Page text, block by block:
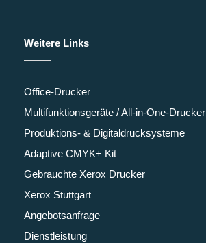
Weitere Links
Office-Drucker
Multifunktionsgeräte / All-in-One-Drucker
Produktions- & Digitaldrucksysteme
Adaptive CMYK+ Kit
Gebrauchte Xerox Drucker
Xerox Stuttgart
Angebotsanfrage
Dienstleistung